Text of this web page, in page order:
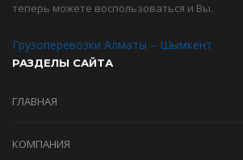
теперь можете воспользоваться и Вы.
Грузоперевозки Алматы – Шымкент
РАЗДЕЛЫ САЙТА
ГЛАВНАЯ
КОМПАНИЯ